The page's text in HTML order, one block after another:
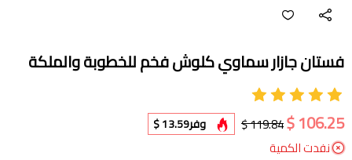
فستان جازار سماوي كلوش فخم للخطوبة والملكة
106.25 $
119.84 $ وفر13.59 $
نفدت الكمية